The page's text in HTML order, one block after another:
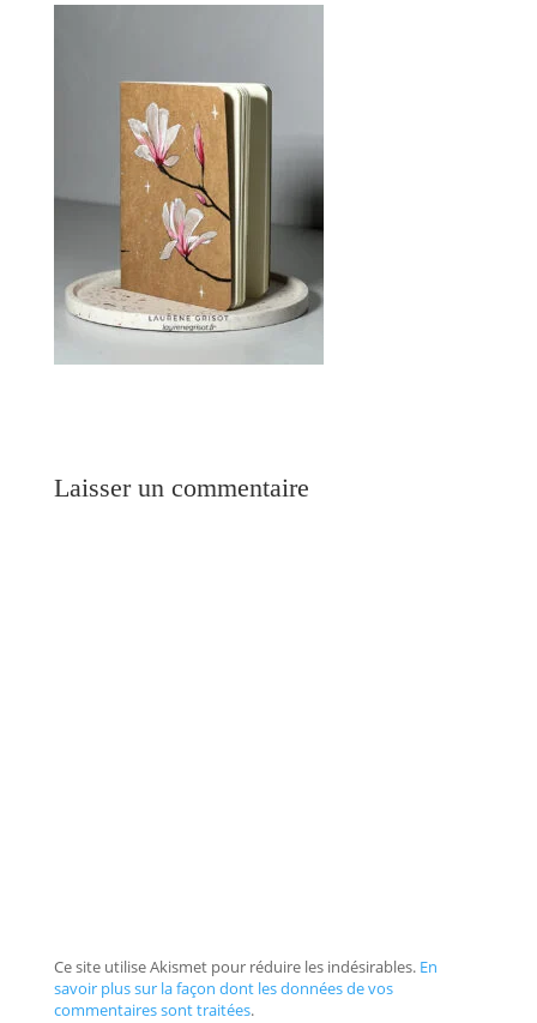
Laisser un commentaire
Ce site utilise Akismet pour réduire les indésirables. En
savoir plus sur la façon dont les données de vos
commentaires sont traitées.